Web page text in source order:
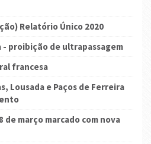
Relatório Único 2020
- proibição de ultrapassagem
francesa
Lousada e Paços de Ferreira
de março marcado com nova